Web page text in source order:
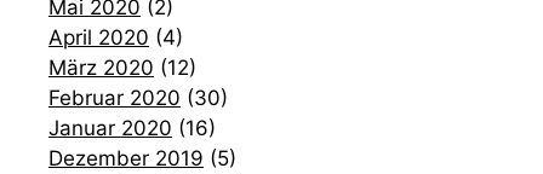
Mai 2020 (2)
April 2020 (4)
März 2020 (12)
Februar 2020 (30)
Januar 2020 (16)
Dezember 2019 (5)